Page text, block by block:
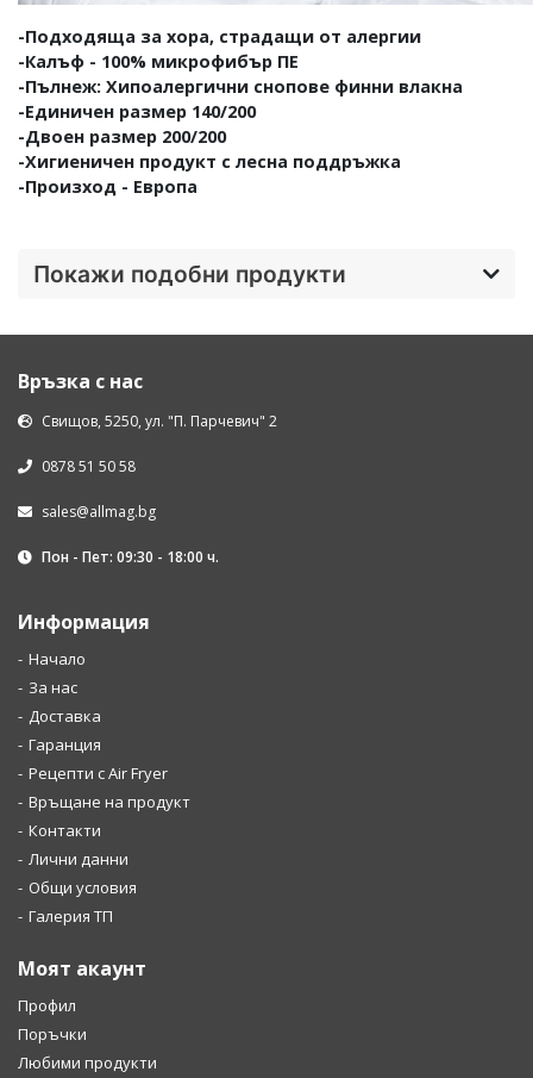
-Подходяща за хора, страдащи от алергии
-Калъф - 100% микрофибър ПЕ
-Пълнеж: Хипоалергични снопове финни влакна
-Единичен размер 140/200
-Двоен размер 200/200
-Хигиеничен продукт с лесна поддръжка
-Произход - Европа
Покажи подобни продукти
Връзка с нас
Свищов, 5250, ул. "П. Парчевич" 2
0878 51 50 58
sales@allmag.bg
Пон - Пет: 09:30 - 18:00 ч.
Информация
Начало
За нас
Доставка
Гаранция
Рецепти с Air Fryer
Връщане на продукт
Контакти
Лични данни
Общи условия
Галерия ТП
Моят акаунт
Профил
Поръчки
Любими продукти